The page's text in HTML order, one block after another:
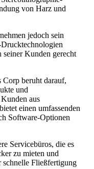
von Harz und
jedoch sein
Kunden gerecht
Corp beruht darauf,
und
aus
einen umfassenden
Software-Optionen
Servicebüros, die es
zu mieten und
schnelle Fließfertigung